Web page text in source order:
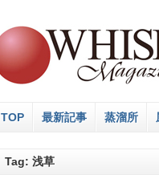
TOP 最新記事 蒸溜所
Tag: 浅草